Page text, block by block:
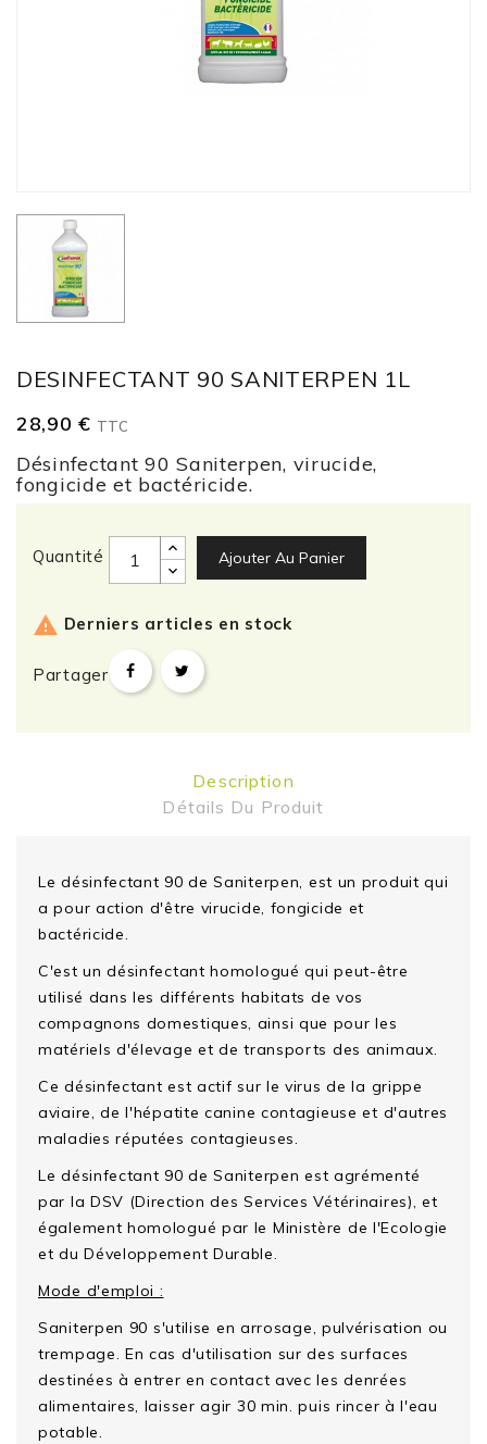
DESINFECTANT 90 SANITERPEN 1L
28,90 € TTC
Désinfectant 90 Saniterpen, virucide,
fongicide et bactéricide.
Quantité Ajouter Au Panier
 Derniers articles en stock
Partager
Description
Détails Du Produit
Le désinfectant 90 de Saniterpen, est un produit qui
a pour action d'être virucide, fongicide et
bactéricide.
C'est un désinfectant homologué qui peut-être
utilisé dans les différents habitats de vos
compagnons domestiques, ainsi que pour les
matériels d'élevage et de transports des animaux.
Ce désinfectant est actif sur le virus de la grippe
aviaire, de l'hépatite canine contagieuse et d'autres
maladies réputées contagieuses.
Le désinfectant 90 de Saniterpen est agrémenté
par la DSV (Direction des Services Vétérinaires), et
également homologué par le Ministère de l'Ecologie
et du Développement Durable.
Mode d'emploi :
Saniterpen 90 s'utilise en arrosage, pulvérisation ou
trempage. En cas d'utilisation sur des surfaces
destinées à entrer en contact avec les denrées
alimentaires, laisser agir 30 min. puis rincer à l'eau
potable.